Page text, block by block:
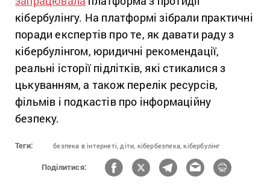
кібербулінгу. На платформі зібрали практичні
поради експертів про те, як давати раду з
кібербулінгом, юридичні рекомендації,
реальні історії підлітків, які стикалися з
цькуванням, а також перелік ресурсів,
фільмів і подкастів про інформаційну
безпеку.
Теги: безпека в інтернеті, діти, кібербезпека, кібербулінг
Поділитися: